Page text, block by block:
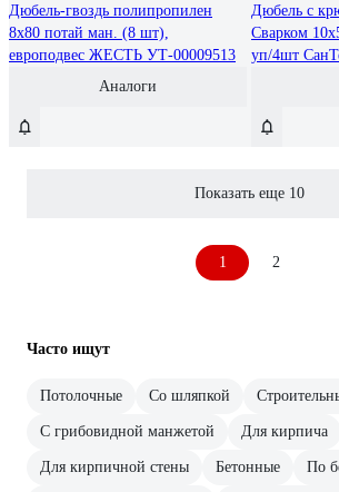
Дюбель-гвоздь полипропилен
8x80 потай ман. (8 шт),
европодвес ЖЕСТЬ УТ-00009513
Аналоги
Дюбель с
Сварком
уп/4шт
Показать еще 10
1 2
Часто ищут
Потолочные Со шляпкой
С грибовидной манжетой Для кирпича
Для кирпичной стены Бетонные По